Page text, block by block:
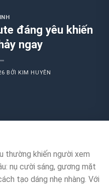
đáng yêu khiến
ngay
BỞI KIM HUYÊN
thường khiến người xem
nụ cười sáng, gương mặt
tạo dáng nhẹ nhàng. Với